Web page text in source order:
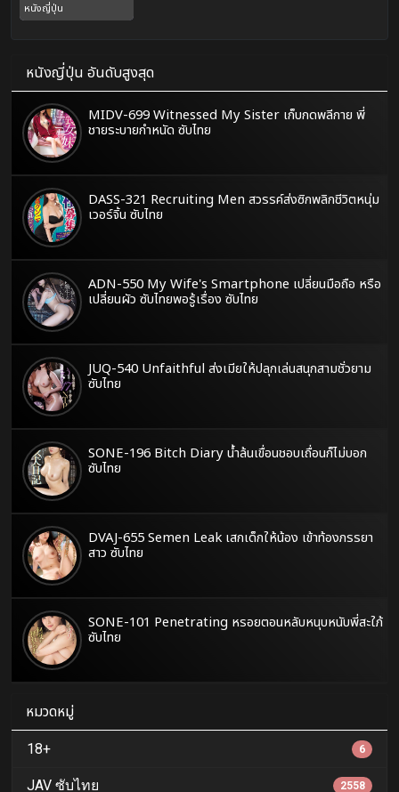
หนังญี่ปุ่น
หนังญี่ปุ่น อันดับสูงสุด
MIDV-699 Witnessed My Sister เก็บกดพลีกาย พี่
ชายระบายกำหนัด ซับไทย
DASS-321 Recruiting Men สวรรค์ส่งซิกพลิกชีวิตหนุ่ม
เวอร์จิ้น ซับไทย
ADN-550 My Wife's Smartphone เปลี่ยนมือถือ หรือ
เปลี่ยนผัว ซับไทยพอรู้เรื่อง ซับไทย
JUQ-540 Unfaithful ส่งเมียให้ปลุกเล่นสนุกสามชั่วยาม
ซับไทย
SONE-196 Bitch Diary น้ำล้นเขื่อนชอบเถื่อนก็ไม่บอก
ซับไทย
DVAJ-655 Semen Leak เสกเด็กให้น้อง เข้าท้องภรรยา
สาว ซับไทย
SONE-101 Penetrating หรอยตอนหลับหนุบหนับพี่สะใภ้
ซับไทย
หมวดหมู่
18+ 6
JAV ซับไทย 2558